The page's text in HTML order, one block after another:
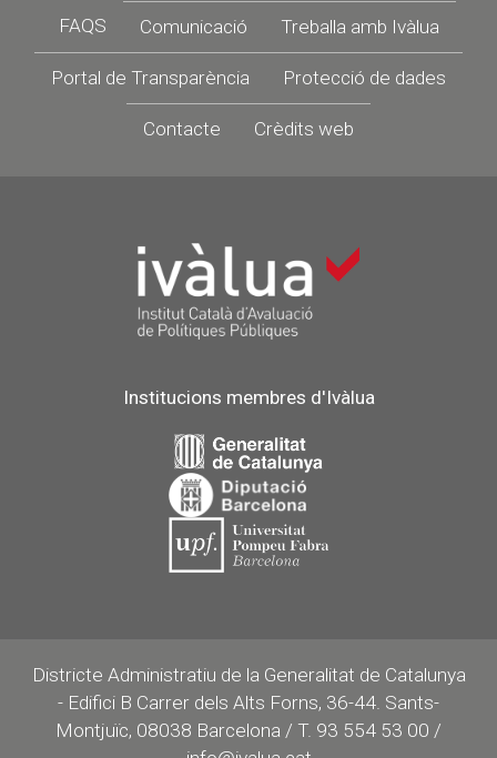
Footer
FAQS Comunicació Treballa amb Ivàlua
Portal de Transparència Protecció de dades
Contacte Crèdits web
Institucions membres d'Ivàlua
Districte Administratiu de la Generalitat de Catalunya
- Edifici B Carrer dels Alts Forns, 36-44. Sants-
Montjuïc, 08038 Barcelona / T. 93 554 53 00 /